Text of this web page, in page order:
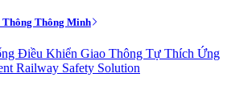
Thông Thông Minh
Điều Khiển Giao Thông Tự Thích Ứng
Railway Safety Solution